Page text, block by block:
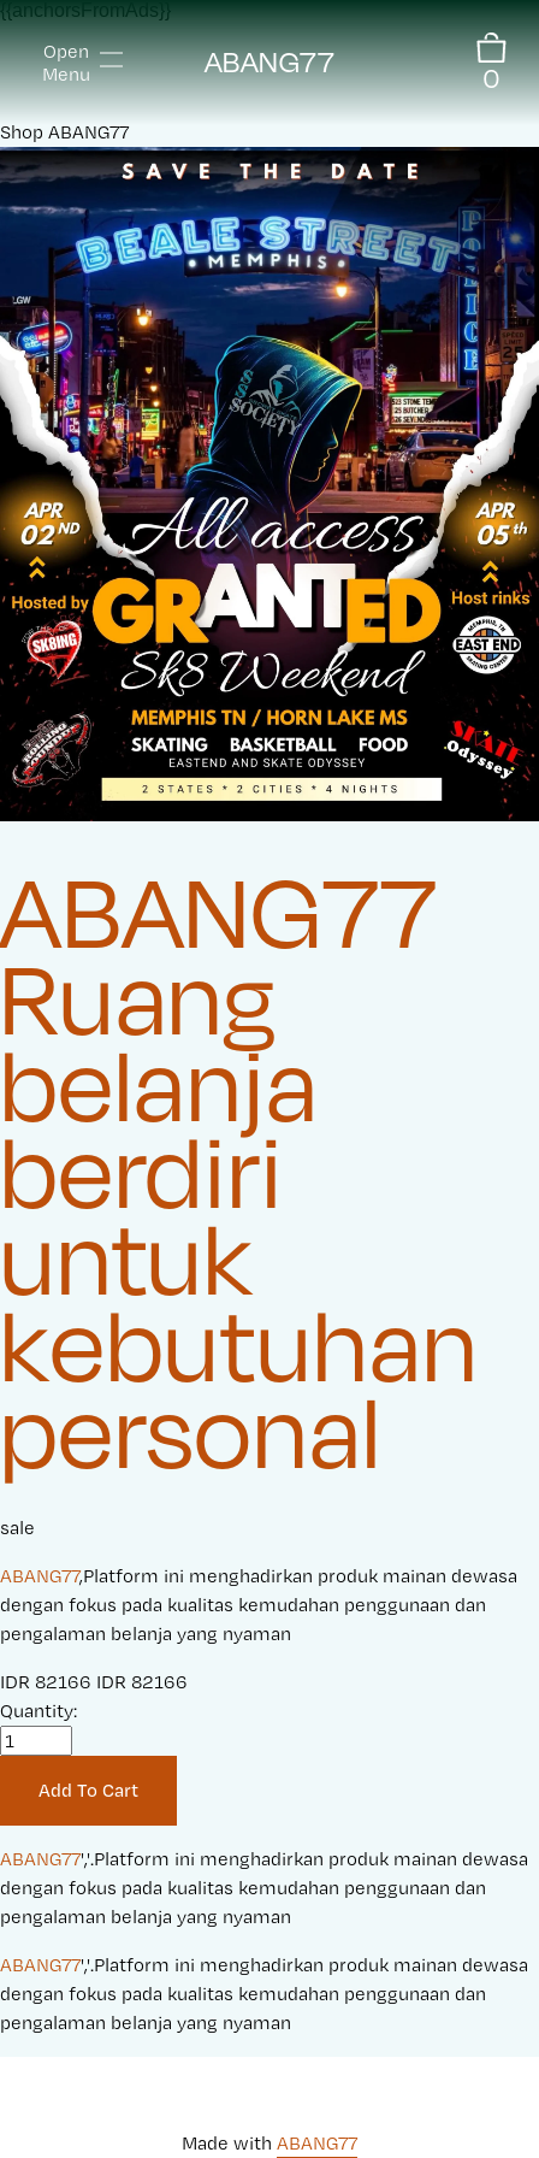
{{anchorsFromAds}}
Open
Menu
ABANG77 0
Shop ABANG77
ABANG77
Ruang
belanja
berdiri
untuk
kebutuhan
personal
sale
ABANG77,Platform ini menghadirkan produk mainan dewasa
dengan fokus pada kualitas kemudahan penggunaan dan
pengalaman belanja yang nyaman
S
a
r
i
c
e
IDR 82166 O
n
a
l
P
i
c
e
IDR 82166
Quantity:
Add To Cart
ABANG77','.Platform ini menghadirkan produk mainan dewasa
dengan fokus pada kualitas kemudahan penggunaan dan
pengalaman belanja yang nyaman
ABANG77','.Platform ini menghadirkan produk mainan dewasa
dengan fokus pada kualitas kemudahan penggunaan dan
pengalaman belanja yang nyaman
Made with ABANG77